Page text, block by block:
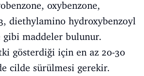
oxybenzone,
diethylamino hydroxybenzoyl
gibi maddeler bulunur.
gösterdiği için en az 20-30
cilde sürülmesi gerekir.